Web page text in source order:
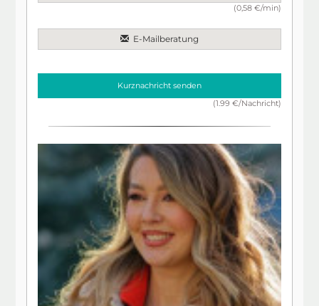
(0,58 €/min)
E-Mailberatung
Kurznachricht senden
(1.99 €/Nachricht)